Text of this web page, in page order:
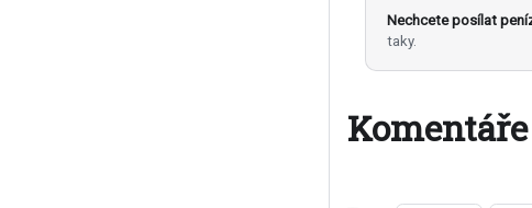
Nechcete posílat
taky.
Komentáře